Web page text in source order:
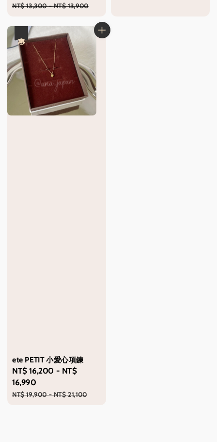
Regular
NT$ 13,300-NT$ 13,900
ete PETIT 小愛心項鍊
Sale
price
NT$ 16,200 - NT$
16,990
Regular
NT$ 19,900-NT$ 21,100